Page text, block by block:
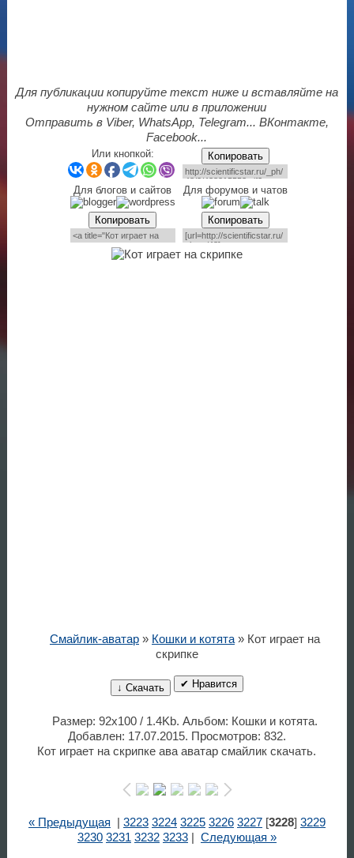
Для публикации копируйте текст ниже и вставляйте на
нужном сайте или в приложении
Отправить в Viber, WhatsApp, Telegram... ВКонтакте,
Facebook...
Или кнопкой: Копировать
Для блогов и сайтов Для форумов и чатов
Копировать Копировать
Смайлик-аватар» Кошки и котята» Кот играет на
скрипке
↓ Скачать ✔ Нравится
Размер: 92x100 / 1.4Kb. Альбом: Кошки и котята.
Добавлен: 17.07.2015. Просмотров: 832.
Кот играет на скрипке ава аватар смайлик скачать.
« Предыдущая 3223 3224 3225 3226 3227[3228] 3229
3230 3231 3232 3233| Следующая »